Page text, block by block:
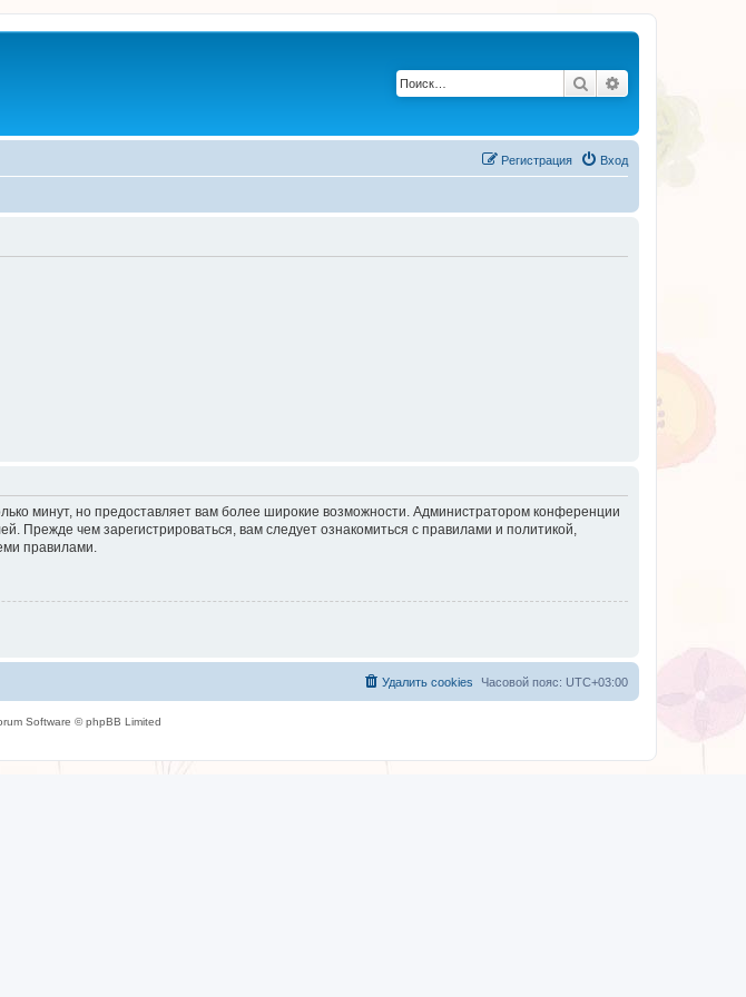
Поиск
Вход
Регистрация
минут, но предоставляет вам более широкие возможности. Администратором конференции
Прежде чем зарегистрироваться, вам следует ознакомиться с правилами и политикой,
правилами.
Часовой пояс: UTC+03:00
Удалить cookies
Software © phpBB Limited